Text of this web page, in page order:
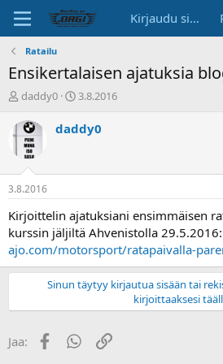
Kirjaudu sisään
Ratailu
Ensikertalaisen ajatuksia
K
s
k
u
s
t
e
l
u
n
a
l
t
a
daddy0
A
o
p
ä
i
v
ä
3.8.2016
daddy0
3.8.2016
Kirjoittelin ajatuksiani ensimmäisen
kurssin jäljiltä Ahvenistolla 29.5.2016:
ajo.com/motorsport/ratapaivalla-
Sinun täytyy kirjautua sisään tai
kirjoittaaksesi
Jaa: FacebookWhatsApp
Linkki